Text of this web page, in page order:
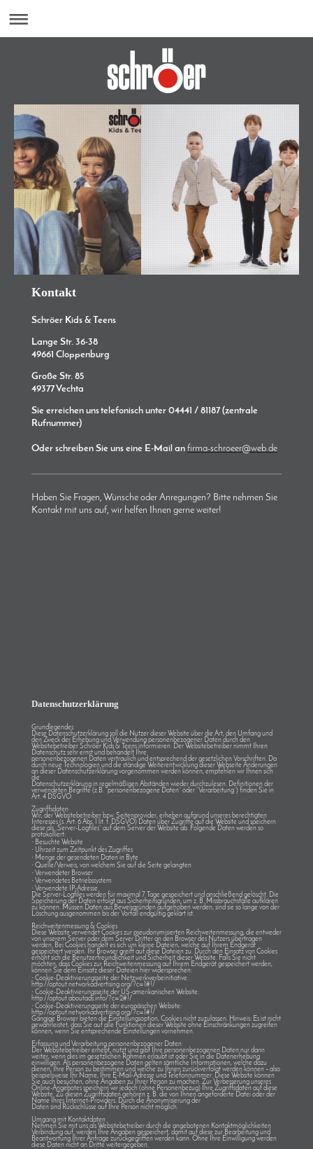
Kontakt
Schröer Kids & Teens
Lange Str. 36-38
49661 Cloppenburg
Große Str. 85
49377 Vechta
Sie erreichen unstelefonisch unter 04441 / 81187 (zentrale
Rufnummer)
Oder schreiben Sie uns eine E-Mail an firma-schroeer@web.de
Haben Sie Fragen, Wünsche oder Anregungen? Bitte nehmen Sie
Kontakt mit uns auf, wir helfen Ihnen gerne weiter!
Datenschutzerklärung
Grundlegendes
Diese Datenschutzerklärung soll die Nutzer dieser Website über die Art, den Umfang und
den Zweck der Erhebung und Verwendung personenbezogener Daten durch den
Websitebetreiber Schröer Kids & Teens informieren. Der Websitebetreiber nimmt Ihren
Datenschutz sehr ernst und behandelt Ihre
personenbezogenen Daten vertraulich und entsprechend der gesetzlichen Vorschriften. Da
durch neue Technologien und die ständige Weiterentwicklung dieser Webseite Änderungen
an dieser Datenschutzerklärung vorgenommen werden können, empfehlen wir Ihnen sich
die
Datenschutzerklärung in regelmäßigen Abständen wieder durchzulesen. Definitionen der
verwendeten Begriffe (z.B. “personenbezogene Daten” oder “Verarbeitung”) finden Sie in
Art. 4 DSGVO.
Zugriffsdaten
Wir, der Websitebetreiber bzw. Seitenprovider, erheben aufgrund unseres berechtigten
Interesses (s. Art. 6 Abs. 1 lit. f. DSGVO) Daten über Zugriffe auf die Website und speichern
diese als „Server-Logfiles“ auf dem Server der Website ab. Folgende Daten werden so
protokolliert:
· Besuchte Website
· Uhrzeit zum Zeitpunkt des Zugriffes
· Menge der gesendeten Daten in Byte
· Quelle/Verweis, von welchem Sie auf die Seite gelangten
· Verwendeter Browser
· Verwendetes Betriebssystem
· Verwendete IP-Adresse
Die Server-Logfiles werden für maximal 7 Tage gespeichert und anschließend gelöscht. Die
Speicherung der Daten erfolgt aus Sicherheitsgründen, um z. B. Missbrauchsfälle aufklären
zu können. Müssen Daten aus Beweisgründen aufgehoben werden, sind sie so lange von der
Löschung ausgenommen bis der Vorfall endgültig geklärt ist.
Reichweitenmessung & Cookies
Diese Website verwendet Cookies zur pseudonymisierten Reichweitenmessung, die entweder
von unserem Server oder dem Server Dritter an den Browser des Nutzers übertragen
werden. Bei Cookies handelt es sich um kleine Dateien, welche auf Ihrem Endgerät
gespeichert werden. Ihr Browser greift auf diese Dateien zu. Durch den Einsatz von Cookies
erhöht sich die Benutzerfreundlichkeit und Sicherheit dieser Website. Falls Sie nicht
möchten, dass Cookies zur Reichweitenmessung auf Ihrem Endgerät gespeichert werden,
können Sie dem Einsatz dieser Dateien hier widersprechen:
· Cookie-Deaktivierungsseite der Netzwerkwerbeinitiative:
http://optout.networkadvertising.org/?c=1#!/
· Cookie-Deaktivierungsseite der US-amerikanischen Website:
http://optout.aboutads.info/?c=2#!/
· Cookie-Deaktivierungsseite der europäischen Website:
http://optout.networkadvertising.org/?c=1#!/
Gängige Browser bieten die Einstellungsoption, Cookies nicht zuzulassen. Hinweis: Es ist nicht
gewährleistet, dass Sie auf alle Funktionen dieser Website ohne Einschränkungen zugreifen
können, wenn Sie entsprechende Einstellungen vornehmen.
Erfassung und Verarbeitung personenbezogener Daten
Der Websitebetreiber erhebt, nutzt und gibt Ihre personenbezogenen Daten nur dann
weiter, wenn dies im gesetzlichen Rahmen erlaubt ist oder Sie in die Datenerhebung
einwilligen. Als personenbezogene Daten gelten sämtliche Informationen, welche dazu
dienen, Ihre Person zu bestimmen und welche zu Ihnen zurückverfolgt werden können – also
beispielsweise Ihr Name, Ihre E-Mail-Adresse und Telefonnummer. Diese Website können
Sie auch besuchen, ohne Angaben zu Ihrer Person zu machen. Zur Verbesserung unseres
Online-Angebotes speichern wir jedoch (ohne Personenbezug) Ihre Zugriffsdaten auf diese
Website. Zu diesen Zugriffsdaten gehören z. B. die von Ihnen angeforderte Datei oder der
Name Ihres Internet-Providers. Durch die Anonymisierung der
Daten sind Rückschlüsse auf Ihre Person nicht möglich.
Umgang mit Kontaktdaten
Nehmen Sie mit uns als Websitebetreiber durch die angebotenen Kontaktmöglichkeiten
Verbindung auf, werden Ihre Angaben gespeichert, damit auf diese zur Bearbeitung und
Beantwortung Ihrer Anfrage zurückgegriffen werden kann. Ohne Ihre Einwilligung werden
diese Daten nicht an Dritte weitergegeben.